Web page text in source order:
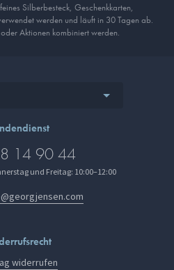
Silberbesteck, Geschenkkarten,
werden und läuft in 30 Tagen ab.
Aktionen kombiniert werden.
14 90 44
und Freitag: 10:00–12:00
widerrufen